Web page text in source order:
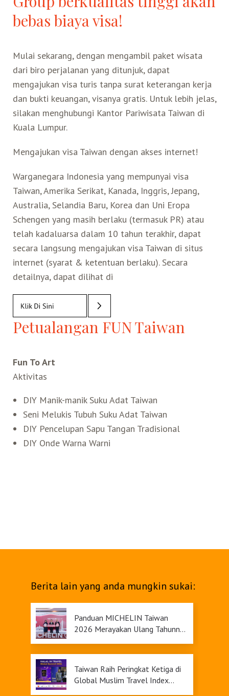
bebas biaya visa!
Mulai sekarang, dengan mengambil paket wisata
dari biro perjalanan yang ditunjuk, dapat
mengajukan visa turis tanpa surat keterangan kerja
dan bukti keuangan, visanya gratis. Untuk lebih jelas,
silakan menghubungi Kantor Pariwisata Taiwan di
Kuala Lumpur.
Mengajukan visa Taiwan dengan akses internet!
Warganegara Indonesia yang mempunyai visa
Taiwan, Amerika Serikat, Kanada, Inggris, Jepang,
Australia, Selandia Baru, Korea dan Uni Eropa
Schengen yang masih berlaku (termasuk PR) atau
telah kadaluarsa dalam 10 tahun terakhir, dapat
secara langsung mengajukan visa Taiwan di situs
internet (syarat & ketentuan berlaku). Secara
detailnya, dapat dilihat di
Petualangan FUN Taiwan
Fun To Art
Aktivitas
DIY Manik-manik Suku Adat Taiwan
Seni Melukis Tubuh Suku Adat Taiwan
DIY Pencelupan Sapu Tangan Tradisional
DIY Onde Warna Warni
Berita lain yang anda mungkin sukai:
Panduan MICHELIN Taiwan
2026 Merayakan Ulang Tahunnya
Taiwan Raih Peringkat Ketiga di
Global Muslim Travel Index